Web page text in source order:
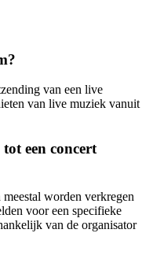
van een live
van live muziek vanuit
een concert
worden verkregen
voor een specifieke
van de organisator